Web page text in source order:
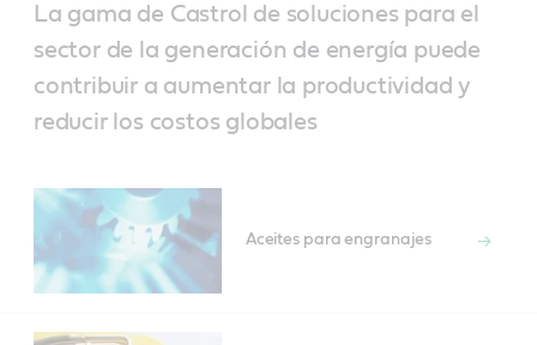
La gama de Castrol de soluciones para el
sector de la generación de energía puede
contribuir a aumentar la productividad y
reducir los costos globales
Aceites para engranajes